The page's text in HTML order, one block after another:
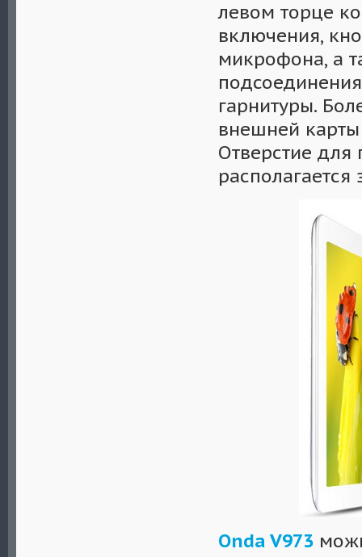
левом торце
включения,
микрофона, а
гарнитуры.
внешней
Отверстие для
располагается
Onda V973